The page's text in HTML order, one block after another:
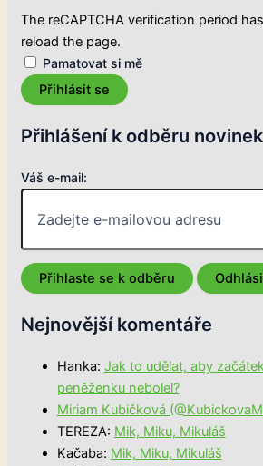
The reCAPTCHA verification period
reload the page.
Pamatovat si mě
Přihlásit se
Přihlášení k odběru novinek
Váš e-mail:
Nejnovější komentáře
Hanka: Jak to udělat, aby
peněženku nebolel?
Miriam Kubičková
TEREZA: Mik, Miku, Mikuláš
Kačaba: Mik, Miku, Mikuláš